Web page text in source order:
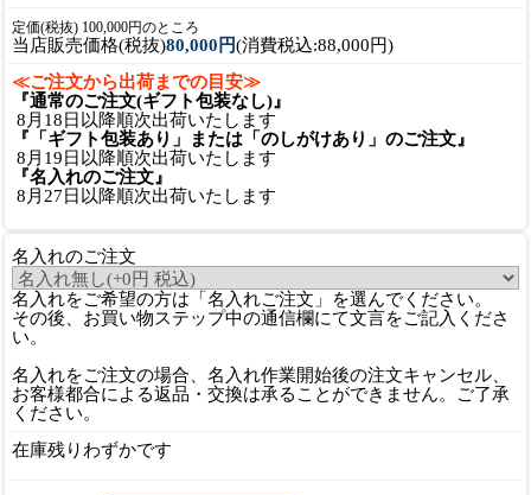
定価(税抜) 100,000円のところ
当店販売価格(税抜)80,000円(消費税込:88,000円)
≪ご注文から出荷までの目安≫
『通常のご注文(ギフト包装なし)』
8月18日以降順次出荷いたします
『「ギフト包装あり」または「のしがけあり」のご注文』
8月19日以降順次出荷いたします
『名入れのご注文』
8月27日以降順次出荷いたします
名入れのご注文
名入れをご希望の方は「名入れご注文」を選んでください。
その後、お買い物ステップ中の通信欄にて文言をご記入くださ
い。
名入れをご注文の場合、名入れ作業開始後の注文キャンセル、
お客様都合による返品・交換は承ることができません。ご了承
ください。
在庫残りわずかです